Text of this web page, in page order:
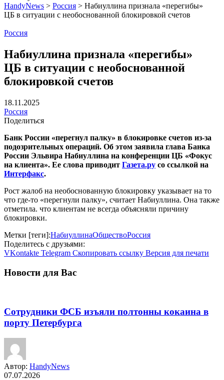
HandyNews > Россия > Набиуллина признала «перегибы»
ЦБ в ситуации с необоснованной блокировкой счетов
Россия
Набиуллина признала «перегибы»
ЦБ в ситуации с необоснованной
блокировкой счетов
18.11.2025
Россия
Поделиться
Банк России «перегнул палку» в блокировке счетов из-за
подозрительных операций. Об этом заявила глава Банка
России Эльвира Набиуллина на конференции ЦБ «Фокус
на клиента». Ее слова приводит Газета.ру со ссылкой на
Интерфакс.
Рост жалоб на необоснованную блокировку указывает на то
что где-то «перегнули палку», считает Набиуллина. Она также
отметила. что клиентам не всегда объясняли причину
блокировки.
Метки [теги]:НабиуллинаОбществоРоссия
Поделитесь с друзьями:
VKontakte Telegram Скопировать ссылку Версия для печати
Новости для Вас
Сотрудники ФСБ изъяли полтонны кокаина в
порту Петербурга
Автор: HandyNews
07.07.2026